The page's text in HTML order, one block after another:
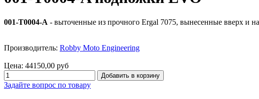
001-T0004-A - выточенные из прочного Ergal 7075, вынесенные вверх и
Производитель: Robby Moto Engineering
Цена: 44150,00 руб
Задайте вопрос по товару